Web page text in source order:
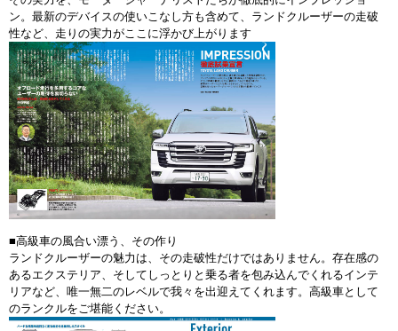
ン。最新のデバイスの使いこなし方も含めて、ランドクルーザーの走破
性など、走りの実力がここに浮かび上がります
■高級車の風合い漂う、その作り
ランドクルーザーの魅力は、その走破性だけではありません。存在感の
あるエクステリア、そしてしっとりと乗る者を包み込んでくれるインテ
リアなど、唯一無二のレベルで我々を出迎えてくれます。高級車として
のランクルをご堪能ください。